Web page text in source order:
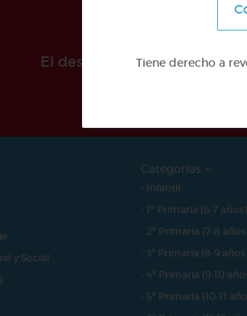
El desarollo de este
y Social
Categorías
- Infantil
- 1º Primaria (6-7 años)
- 2º Primaria (7-8
- 3º Primaria (8-9
- 4º Primaria (9-10
- 5º Primaria (10-11
Tiene derecho a